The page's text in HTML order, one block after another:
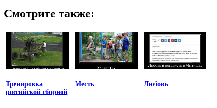
Смотрите также:
Тренировка
российской сборной
Месть Любовь